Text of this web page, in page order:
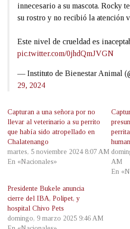
innecesario a su mascota. Rocky
su rostro y no recibió la atención
Este nivel de crueldad es
pic.twitter.com/0jhdQmJVGN
— Instituto de Bienestar Animal
29, 2024
Capturan a una señora por no
llevar al veterinario a su perrito
que había sido atropellado en
Chalatenango
martes, 5 noviembre 2024 8:07 AM
En «Nacionales»
AM
En
Presidente Bukele anuncia
cierre del IBA, Polipet, y
hospital Chivo Pets
domingo, 9 marzo 2025 9:46 AM